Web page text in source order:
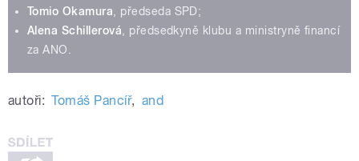
Tomio Okamura, předseda SPD;
Alena Schillerová, předsedkyně klubu a ministryně financí
za ANO.
autoři: Tomáš Pancíř, and